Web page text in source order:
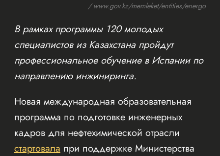
/ www.gov.kz/memleket/entities/energo
В рамках программы 120 молодых
специалистов из Казахстана пройдут
профессиональное обучение в Испании по
направлению инжиниринга.
Новая международная образовательная
программа по подготовке инженерных
кадров для нефтехимической отрасли
стартовала при поддержке Министерства